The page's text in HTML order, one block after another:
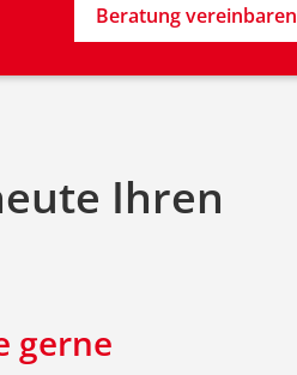
Beratung vereinbaren
Ihren
gerne